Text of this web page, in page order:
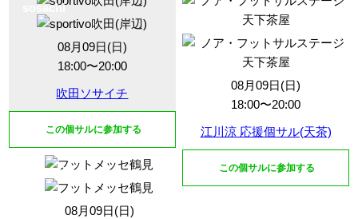
08月09日(日)
18:00〜20:00
江川涼 応援個サル(天茶)
futsal
この個サルに参加する
08月09日(日)
18:00〜20:00
吹田ソサイチ
sosachi
この個サルに参加する
08月09日(日)
sosachi